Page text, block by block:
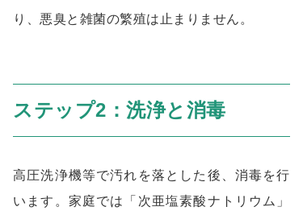
り、悪臭と雑菌の繁殖は止まりません。
ステップ2：洗浄と消毒
高圧洗浄機等で汚れを落とした後、消毒を行
います。家庭では「次亜塩素酸ナトリウム」